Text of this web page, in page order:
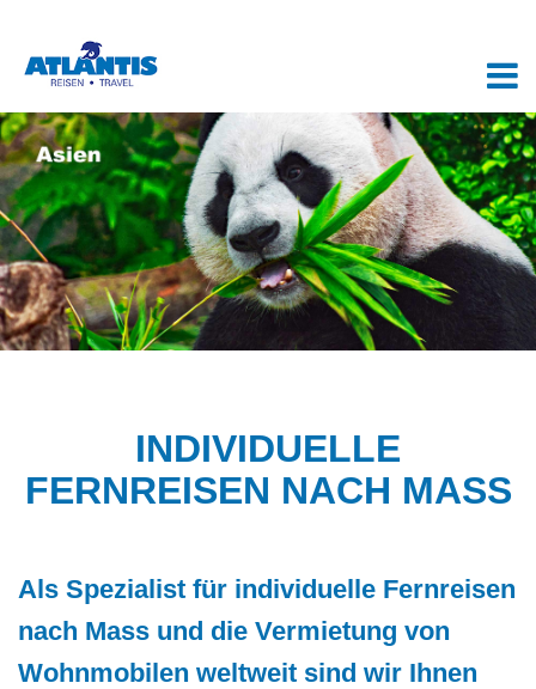
INDIVIDUELLE
FERNREISEN NACH MASS
Als Spezialist für individuelle Fernreisen
nach Mass und die Vermietung von
Wohnmobilen weltweit sind wir Ihnen